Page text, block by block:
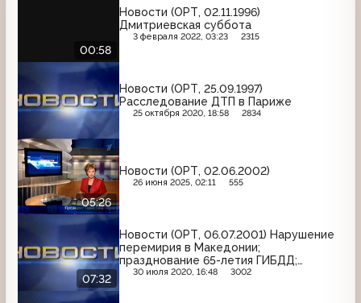
00:58
Новости (ОРТ, 02.11.1996)
Дмитриевская суббота
3 февраля 2022, 03:23 2315
Новости (ОРТ, 25.09.1997)
Расследование ДТП в Париже
25 октября 2020, 18:58 2834
05:26
Новости (ОРТ, 02.06.2002)
26 июня 2025, 02:11 555
07:32
Новости (ОРТ, 06.07.2001) Нарушение
перемирия в Македонии;
празднование 65-летия ГИБДД;
тренировка перед полётом в космос
30 июля 2020, 16:48 3002